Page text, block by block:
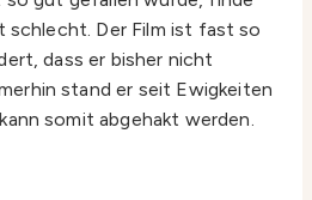
schlecht. Der Film ist fast so
dass er bisher nicht
stand er seit Ewigkeiten
somit abgehakt werden.